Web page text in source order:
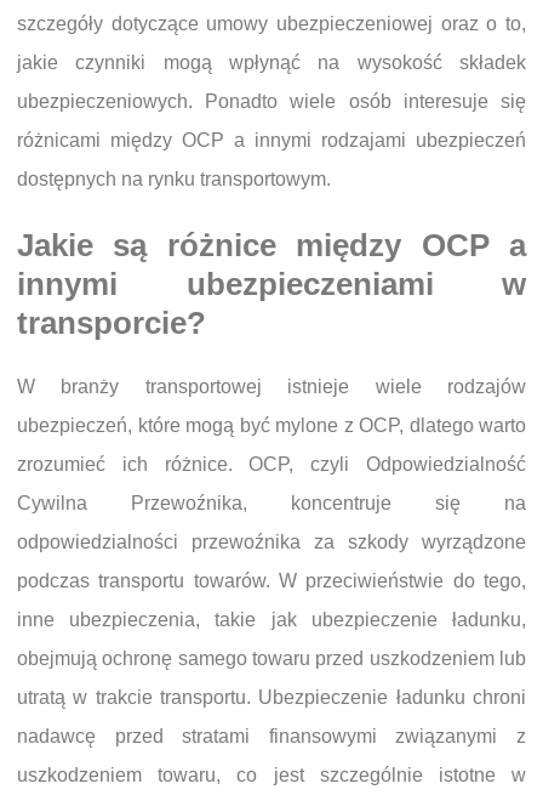
szczegóły dotyczące umowy ubezpieczeniowej oraz o to,
jakie czynniki mogą wpłynąć na wysokość składek
ubezpieczeniowych. Ponadto wiele osób interesuje się
różnicami między OCP a innymi rodzajami ubezpieczeń
dostępnych na rynku transportowym.
Jakie są różnice między OCP a
innymi ubezpieczeniami w
transporcie?
W branży transportowej istnieje wiele rodzajów
ubezpieczeń, które mogą być mylone z OCP, dlatego warto
zrozumieć ich różnice. OCP, czyli Odpowiedzialność
Cywilna Przewoźnika, koncentruje się na
odpowiedzialności przewoźnika za szkody wyrządzone
podczas transportu towarów. W przeciwieństwie do tego,
inne ubezpieczenia, takie jak ubezpieczenie ładunku,
obejmują ochronę samego towaru przed uszkodzeniem lub
utratą w trakcie transportu. Ubezpieczenie ładunku chroni
nadawcę przed stratami finansowymi związanymi z
uszkodzeniem towaru, co jest szczególnie istotne w